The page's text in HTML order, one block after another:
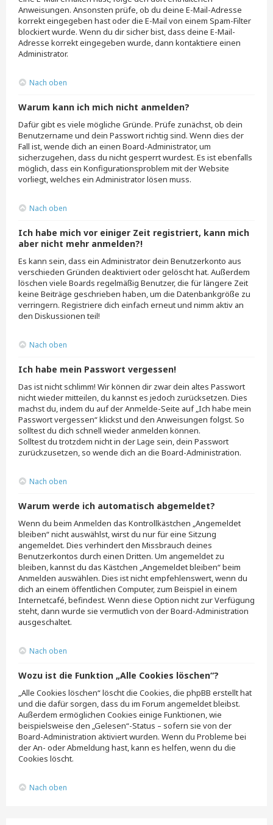
Anweisungen. Ansonsten prüfe, ob du deine E-Mail-Adresse
korrekt eingegeben hast oder die E-Mail von einem Spam-Filter
blockiert wurde. Wenn du dir sicher bist, dass deine E-Mail-
Adresse korrekt eingegeben wurde, dann kontaktiere einen
Administrator.
Nach oben
Warum kann ich mich nicht anmelden?
Dafür gibt es viele mögliche Gründe. Prüfe zunächst, ob dein
Benutzername und dein Passwort richtig sind. Wenn dies der
Fall ist, wende dich an einen Board-Administrator, um
sicherzugehen, dass du nicht gesperrt wurdest. Es ist ebenfalls
möglich, dass ein Konfigurationsproblem mit der Website
vorliegt, welches ein Administrator lösen muss.
Nach oben
Ich habe mich vor einiger Zeit registriert, kann mich
aber nicht mehr anmelden?!
Es kann sein, dass ein Administrator dein Benutzerkonto aus
verschieden Gründen deaktiviert oder gelöscht hat. Außerdem
löschen viele Boards regelmäßig Benutzer, die für längere Zeit
keine Beiträge geschrieben haben, um die Datenbankgröße zu
verringern. Registriere dich einfach erneut und nimm aktiv an
den Diskussionen teil!
Nach oben
Ich habe mein Passwort vergessen!
Das ist nicht schlimm! Wir können dir zwar dein altes Passwort
nicht wieder mitteilen, du kannst es jedoch zurücksetzen. Dies
machst du, indem du auf der Anmelde-Seite auf „Ich habe mein
Passwort vergessen“ klickst und den Anweisungen folgst. So
solltest du dich schnell wieder anmelden können.
Solltest du trotzdem nicht in der Lage sein, dein Passwort
zurückzusetzen, so wende dich an die Board-Administration.
Nach oben
Warum werde ich automatisch abgemeldet?
Wenn du beim Anmelden das Kontrollkästchen „Angemeldet
bleiben“ nicht auswählst, wirst du nur für eine Sitzung
angemeldet. Dies verhindert den Missbrauch deines
Benutzerkontos durch einen Dritten. Um angemeldet zu
bleiben, kannst du das Kästchen „Angemeldet bleiben“ beim
Anmelden auswählen. Dies ist nicht empfehlenswert, wenn du
dich an einem öffentlichen Computer, zum Beispiel in einem
Internetcafé, befindest. Wenn diese Option nicht zur Verfügung
steht, dann wurde sie vermutlich von der Board-Administration
ausgeschaltet.
Nach oben
Wozu ist die Funktion „Alle Cookies löschen“?
„Alle Cookies löschen“ löscht die Cookies, die phpBB erstellt hat
und die dafür sorgen, dass du im Forum angemeldet bleibst.
Außerdem ermöglichen Cookies einige Funktionen, wie
beispielsweise den „Gelesen“-Status – sofern sie von der
Board-Administration aktiviert wurden. Wenn du Probleme bei
der An- oder Abmeldung hast, kann es helfen, wenn du die
Cookies löscht.
Nach oben